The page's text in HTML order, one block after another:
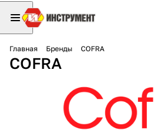
Главная Бренды COFRA
COFRA